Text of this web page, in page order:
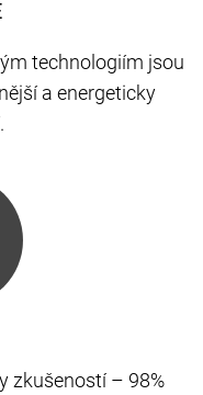
zkušeností – 98%
technologiím jsou
a energeticky